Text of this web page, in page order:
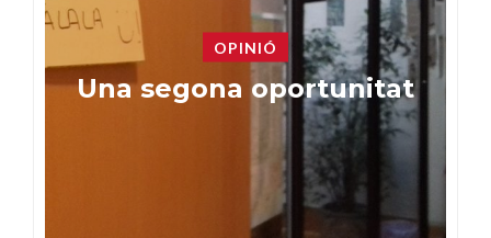
OPINIÓ
Una segona oportunitat